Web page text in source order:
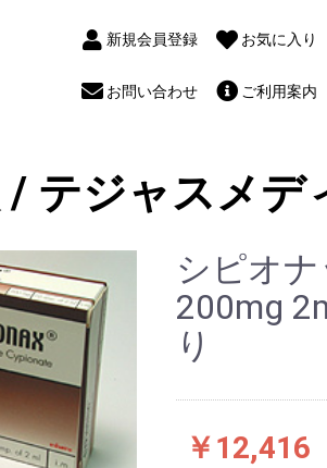
新規会員登録 お気に入り
お問い合わせ ご利用案内
/ テジャスメデ
シピオナ
200mg
り
￥12,416